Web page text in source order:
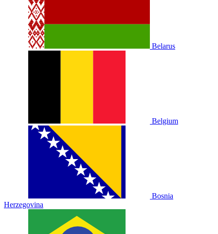
Belarus
Belgium
Bosnia
Herzegovina